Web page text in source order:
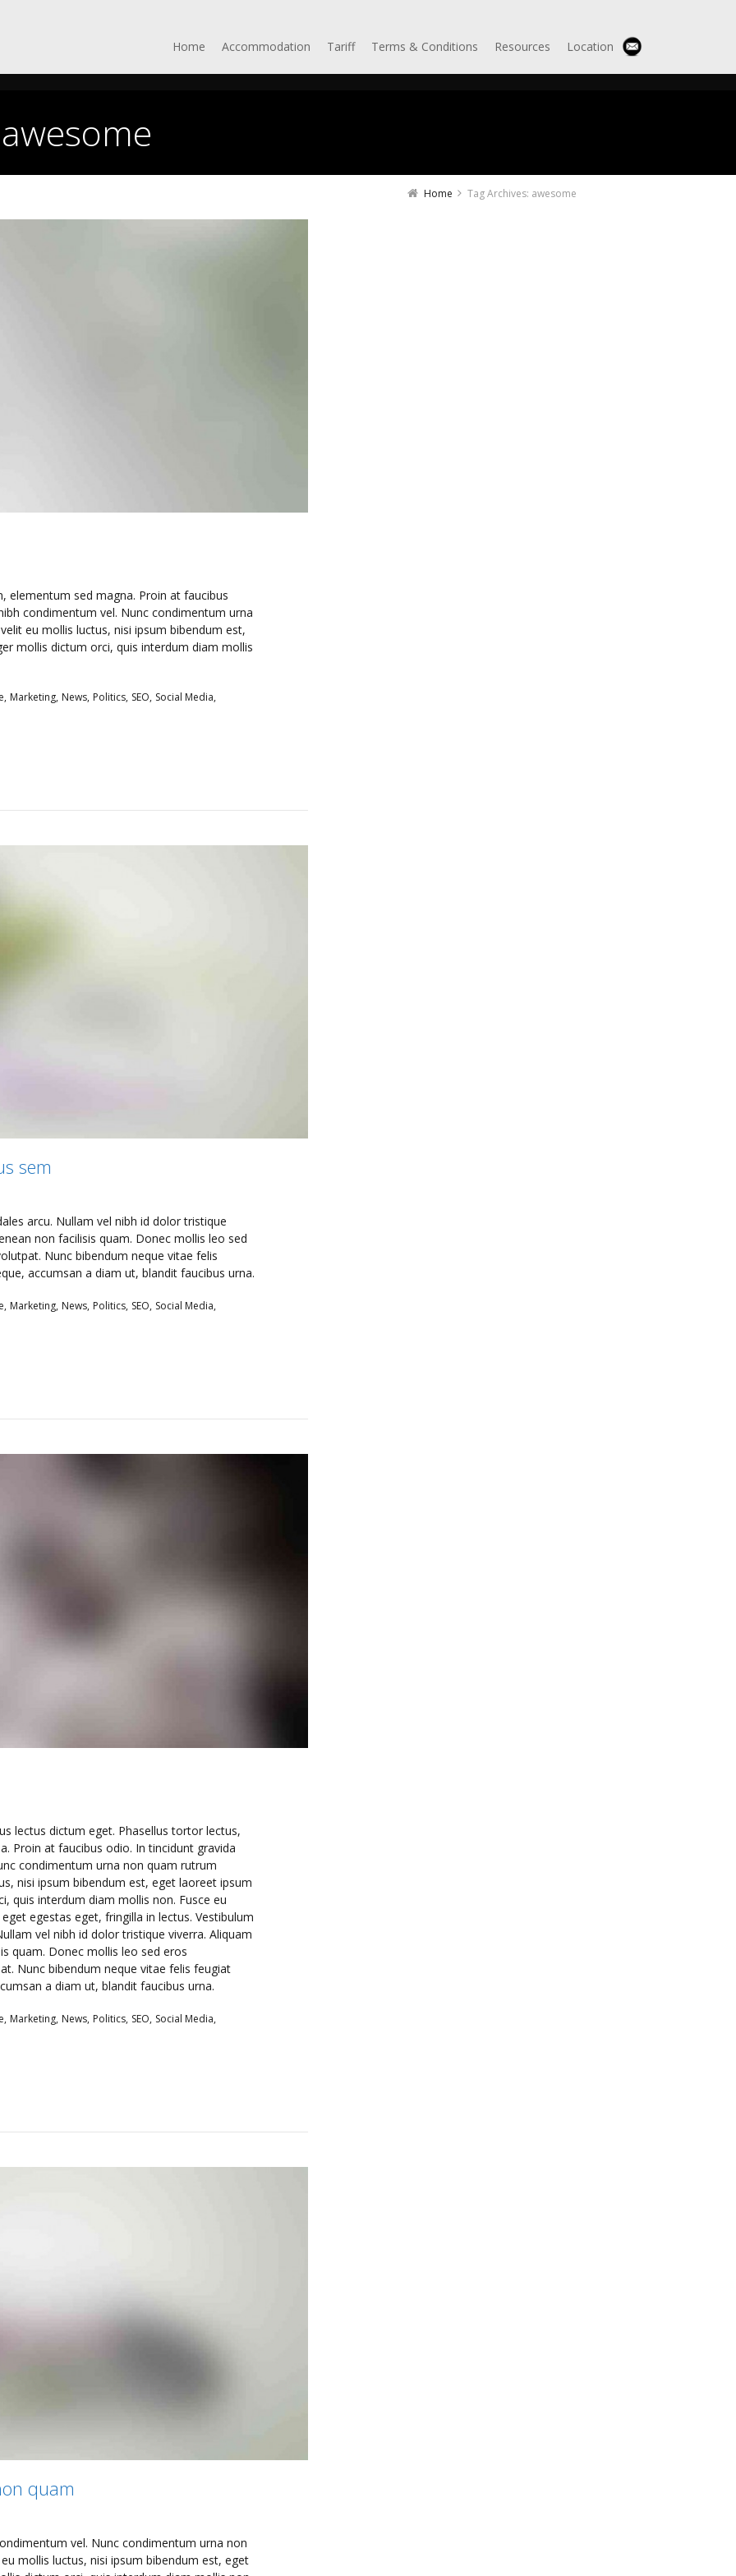
Home Accommodation Tariff Terms & Conditions Resources Location
awesome
Home Tag Archives: awesome
elementum sed magna. Proin at faucibus
condimentum vel. Nunc condimentum urna
eu mollis luctus, nisi ipsum bibendum est,
mollis dictum orci, quis interdum diam mollis
Marketing News Politics SEO Social Media
sem
arcu. Nullam vel nibh id dolor tristique
non facilisis quam. Donec mollis leo sed
Nunc bibendum neque vitae felis
accumsan a diam ut, blandit faucibus urna.
Marketing News Politics SEO Social Media
lectus dictum eget. Phasellus tortor lectus,
Proin at faucibus odio. In tincidunt gravida
condimentum urna non quam rutrum
nisi ipsum bibendum est, eget laoreet ipsum
quis interdum diam mollis non. Fusce eu
egestas eget, fringilla in lectus. Vestibulum
vel nibh id dolor tristique viverra. Aliquam
quam. Donec mollis leo sed eros
Nunc bibendum neque vitae felis feugiat
a diam ut, blandit faucibus urna.
Marketing News Politics SEO Social Media
quam
vel. Nunc condimentum urna non
mollis luctus, nisi ipsum bibendum est, eget